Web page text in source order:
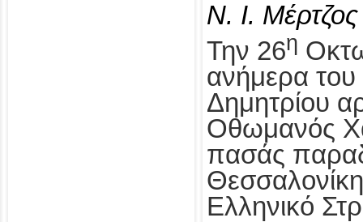
Ν. Ι. Μέρτζος
Την 26η
ανήμερα του
Δημητρίου
Οθωμανός
πασάς
Ελληνικό